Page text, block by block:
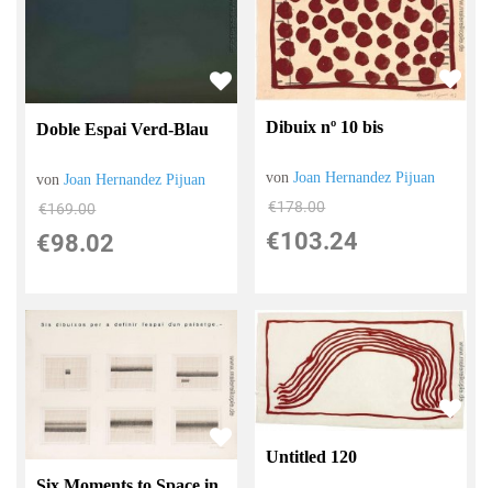
Doble Espai Verd-Blau
vonJoan Hernandez Pijuan
€169.00
€98.02
Dibuix nº 10 bis
vonJoan Hernandez Pijuan
€178.00
€103.24
Untitled 120